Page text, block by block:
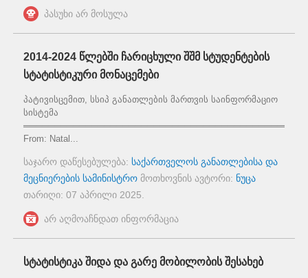
პასუხი არ მოსულა
2014-2024 წლებში ჩარიცხული შშმ სტუდენტების
სტატისტიკური მონაცემები
პატივისცემით, სსიპ განათლების მართვის საინფორმაციო
სისტემა
From: Natal...
საჯარო დაწესებულება: საქართველოს განათლებისა და
მეცნიერების სამინისტრო მოთხოვნის ავტორი: ნუცა
თარიღი: 07 აპრილი 2025.
არ აღმოაჩნდათ ინფორმაცია
სტატისტიკა შიდა და გარე მობილობის შესახებ